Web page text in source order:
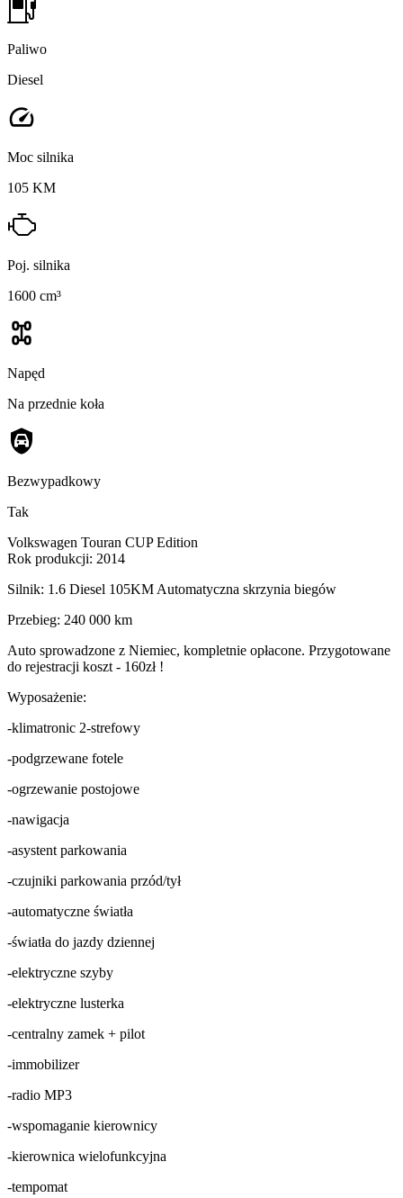
Paliwo
Diesel
Moc silnika
105 KM
Poj. silnika
1600 cm³
Napęd
Na przednie koła
Bezwypadkowy
Tak
Volkswagen Touran CUP Edition
Rok produkcji: 2014
Silnik: 1.6 Diesel 105KM Automatyczna skrzynia biegów
Przebieg: 240 000 km
Auto sprowadzone z Niemiec, kompletnie opłacone. Przygotowane
do rejestracji koszt - 160zł !
Wyposażenie:
-klimatronic 2-strefowy
-podgrzewane fotele
-ogrzewanie postojowe
-nawigacja
-asystent parkowania
-czujniki parkowania przód/tył
-automatyczne światła
-światła do jazdy dziennej
-elektryczne szyby
-elektryczne lusterka
-centralny zamek + pilot
-immobilizer
-radio MP3
-wspomaganie kierownicy
-kierownica wielofunkcyjna
-tempomat